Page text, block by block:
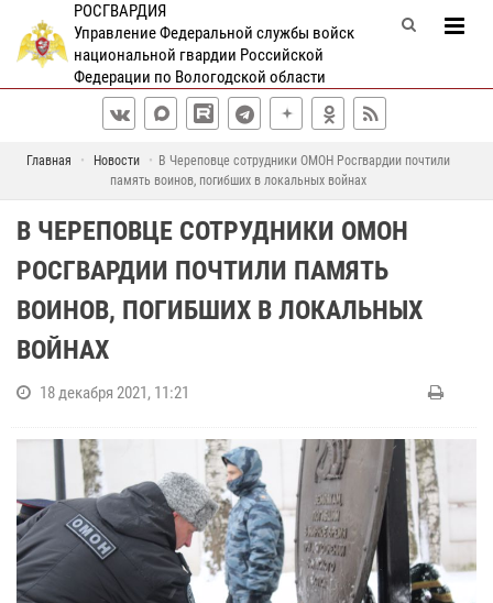
РОСГВАРДИЯ
Управление Федеральной службы войск
национальной гвардии Российской
Федерации по Вологодской области
Главная Новости
В Череповце сотрудники ОМОН Росгвардии почтили
память воинов, погибших в локальных войнах
В ЧЕРЕПОВЦЕ СОТРУДНИКИ ОМОН
РОСГВАРДИИ ПОЧТИЛИ ПАМЯТЬ
ВОИНОВ, ПОГИБШИХ В ЛОКАЛЬНЫХ
ВОЙНАХ
18 декабря 2021, 11:21